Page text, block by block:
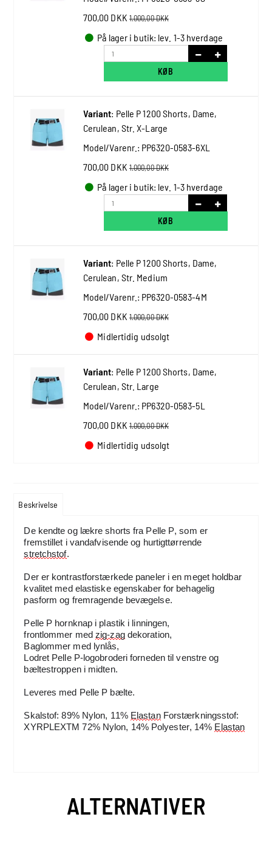
700,00 DKK 1.000,00 DKK
På lager i butik: lev. 1-3 hverdage
KØB
Variant: Pelle P 1200 Shorts, Dame,
Cerulean, Str. X-Large
Model/Varenr.: PP6320-0583-6XL
700,00 DKK 1.000,00 DKK
På lager i butik: lev. 1-3 hverdage
KØB
Variant: Pelle P 1200 Shorts, Dame,
Cerulean, Str. Medium
Model/Varenr.: PP6320-0583-4M
700,00 DKK 1.000,00 DKK
Midlertidig udsolgt
Variant: Pelle P 1200 Shorts, Dame,
Cerulean, Str. Large
Model/Varenr.: PP6320-0583-5L
700,00 DKK 1.000,00 DKK
Midlertidig udsolgt
Beskrivelse
De kendte og l ækre shorts fra Pelle P, som er
fremstillet i v
stretchstof.
Der er kontrastforstærkede paneler i en meget holdbar
kvalitet med elastiske egenskaber for behagelig
pasform og fremragende bevægelse.
Pelle P hornknap i plastik i linningen,
frontlommer med zig-zag dekoration,
Baglommer med lynlås,
Lodret Pelle P-logobroderi forneden til venstre og
bæltestroppen i midten.
Leveres med Pelle P bælte.
Skalstof: 89% Nylon, 11% Elastan Forstærkningsstof:
XYRPLEXTM 72% Nylon, 14% Polyester, 14% Elastan
ALTERNATIVER